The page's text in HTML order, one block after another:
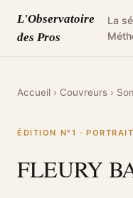
L'Observatoire
des Pros
La
Accueil › Couvreurs ›
ÉDITION N°1 ·
FLEURY